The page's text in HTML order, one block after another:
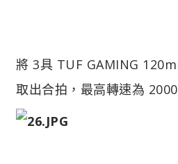
將 3具 TUF GAMING
取出合拍，最高轉速為